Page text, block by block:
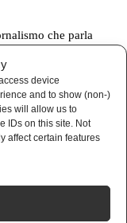
device
and to show (non-)
will allow us to
IDs on this site. Not
affect certain features
che parla